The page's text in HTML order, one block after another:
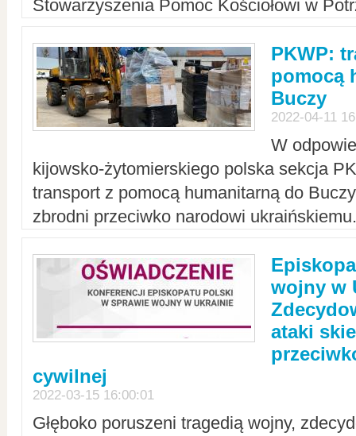
Stowarzyszenia Pomoc Kościołowi w
PKWP:
pomocą
Buczy
2022-04-11
W
kijowsko-żytomierskiego polska sekcja
transport z pomocą humanitarną do
zbrodni przeciwko narodowi
wojny w
ataki
cywilnej
2022-03-15 16:00:01
Głęboko poruszeni tragedią wojny,